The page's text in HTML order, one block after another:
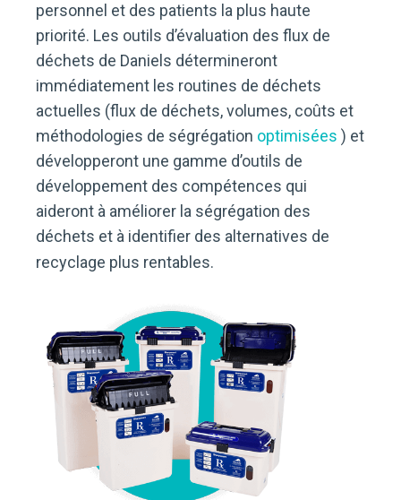
personnel et des patients la plus haute
priorité. Les outils d’évaluation des flux de
déchets de Daniels détermineront
immédiatement les routines de déchets
actuelles (flux de déchets, volumes, coûts et
méthodologies de ségrégation optimisées ) et
développeront une gamme d’outils de
développement des compétences qui
aideront à améliorer la ségrégation des
déchets et à identifier des alternatives de
recyclage plus rentables.